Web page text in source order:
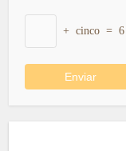
+ cinco = 6